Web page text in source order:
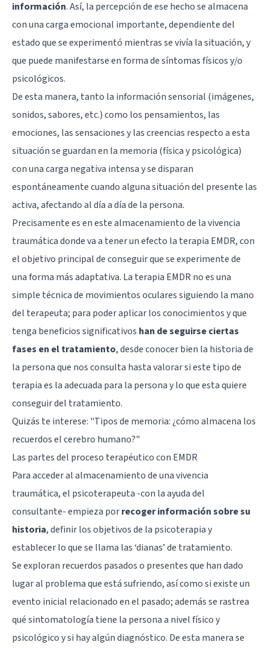
información. Así, la percepción de ese hecho se almacena
con una carga emocional importante, dependiente del
estado que se experimentó mientras se vivía la situación, y
que puede manifestarse en forma de síntomas físicos y/o
psicológicos.
De esta manera, tanto la información sensorial (imágenes,
sonidos, sabores, etc.) como los pensamientos, las
emociones, las sensaciones y las creencias respecto a esta
situación se guardan en la memoria (física y psicológica)
con una carga negativa intensa y se disparan
espontáneamente cuando alguna situación del presente las
activa, afectando al día a día de la persona.
Precisamente es en este almacenamiento de lavivencia
traumáticadonde va a tener un efecto la terapia EMDR, con
el objetivo principal de conseguir que se experimente de
una forma más adaptativa. La terapia EMDR no es una
simple técnica de movimientos oculares siguiendo la mano
del terapeuta; para poder aplicar los conocimientos y que
tenga beneficios significativos han de seguirse ciertas
fases en el tratamiento, desde conocer bien la historia de
la persona que nos consulta hasta valorar si este tipo de
terapia es la adecuada para la persona y lo que esta quiere
conseguir del tratamiento.
Quizás te interese: "Tipos de memoria: ¿cómo almacena los
recuerdos el cerebro humano?"
Las partes del proceso terapéutico con EMDR
Para acceder al almacenamiento de una vivencia
traumática, el psicoterapeuta -con la ayuda del
consultante- empieza porrecoger información sobre su
historia, definir los objetivos de la psicoterapia y
establecer lo que se llama las ‘dianas’ de tratamiento.
Se exploran recuerdos pasados o presentes que han dado
lugar al problema que está sufriendo, así como si existe un
evento inicial relacionado en el pasado; además se rastrea
qué sintomatología tiene la persona a nivel físico y
psicológico y si hay algún diagnóstico. De esta manera se